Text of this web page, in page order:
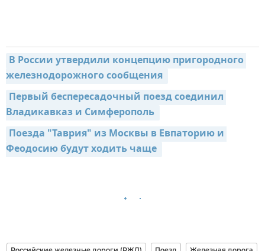
В России утвердили концепцию пригородного
железнодорожного сообщения
Первый беспересадочный поезд соединил
Владикавказ и Симферополь
Поезда "Таврия" из Москвы в Евпаторию и
Феодосию будут ходить чаще